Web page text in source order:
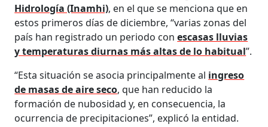
Hidrología (Inamhi), en el que se menciona que en
estos primeros días de diciembre, “varias zonas del
país han registrado un periodo conescasas lluvias
y temperaturas diurnas más altas de lo habitual”.
“Esta situación se asocia principalmente al ingreso
de masas de aire seco, que han reducido la
formación de nubosidad y, en consecuencia, la
ocurrencia de precipitaciones”, explicó la entidad.